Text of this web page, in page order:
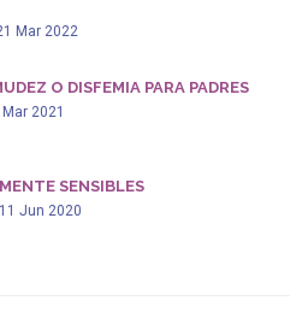
Mar 2022
O DISFEMIA PARA PADRES
2021
SENSIBLES
Jun 2020